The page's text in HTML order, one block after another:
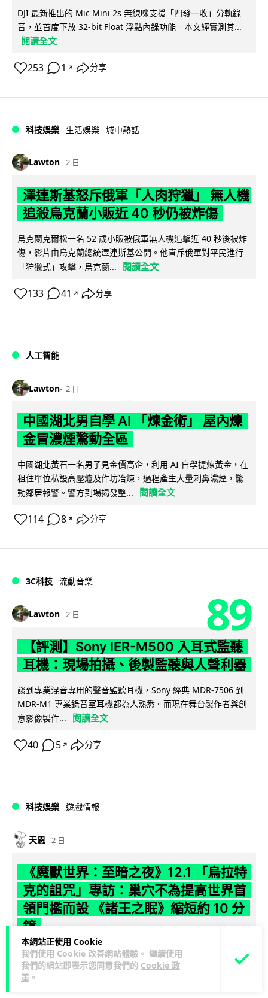
本網站正使用 Cookie
我們使用 Cookie 改善網站體驗。 繼續使用
我們的網站即表示您同意我們的 Cookie 政
策 。
DJI 最新推出的 Mic Mini 2s 無線咪支援「四發一收」分軌錄
音，並首度下放 32-bit Float 浮點內錄功能。本文經實測其...
閱讀全文
253 1 ↗ 分享
科技娛樂 生活娛樂 城中熱話
Lawton 2 日
澤連斯基怒斥俄軍「人肉狩獵」 無人機
追殺烏克蘭小販近 40 秒仍被炸傷
烏克蘭克爾松一名 52 歲小販被俄軍無人機追擊近 40 秒後被炸
傷，影片由烏克蘭總統澤連斯基公開。他直斥俄軍對平民進行
「狩獵式」攻擊，烏克蘭...
閱讀全文
133 41 ↗ 分享
人工智能
Lawton 2 日
中國湖北男自學 AI 「煉金術」 屋內煉
金冒濃煙驚動全區
中國湖北黃石一名男子見金價高企，利用 AI 自學提煉黃金，在
租住單位私設高壓爐及作坊冶煉，過程產生大量刺鼻濃煙，驚
動鄰居報警。警方到場揭發整...
閱讀全文
114 8 ↗ 分享
3C科技 流動音樂
Lawton 2 日 89
【評測】Sony IER-M500 入耳式監聽
耳機：現場拍攝、後製監聽與人聲利器
談到專業混音專用的聲音監聽耳機，Sony 經典 MDR-7506 到
MDR-M1 專業錄音室耳機都為人熟悉。而現在舞台製作者與創
意影像製作...
閱讀全文
40 5 ↗ 分享
科技娛樂 遊戲情報
天恩 2 日
《魔獸世界：至暗之夜》12.1 「烏拉特
克的詛咒」專訪：巢穴不為提高世界首
領門檻而設 《諸王之眠》縮短約 10 分
鐘
《魔獸世界：至暗之夜》版本更新 12.1「烏拉特克的詛咒」將
於 8 月 13 日正式上線，帶來全新區域「盤蛇島」、地城「毒牙
祭壇」、新型態世...